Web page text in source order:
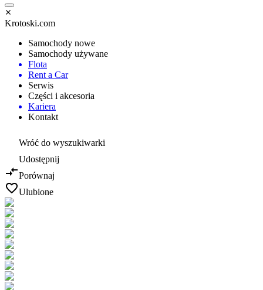
Krotoski.com
Samochody nowe
Samochody używane
Flota
Rent a Car
Serwis
Części i akcesoria
Kariera
Kontakt
Wróć do wyszukiwarki
Udostępnij
Porównaj
Ulubione